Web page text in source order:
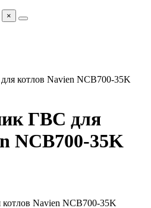
×
котлов Navien NCB700-35K
ГВС для
NCB700-35K